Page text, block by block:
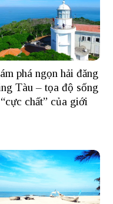
phá ngọn hải đăng
Tàu – tọa độ sống
chất” của giới